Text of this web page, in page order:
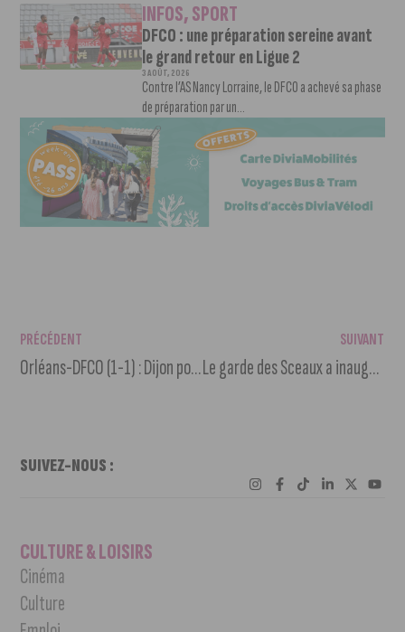
INFOS,SPORT
DFCO : une préparation sereine avant
le grand retour en Ligue 2
3 AOÛT, 2026
Contre l’AS Nancy Lorraine, le DFCO a achevé sa phase
de préparation par un...
PRÉCÉDENT
Orléans-DFCO (1-1) : Dijon poursuit sa série d’invincibilité
SUIVANT
Le garde des Sceaux a inauguré le Palais de Justice du vieux Dijon
SUIVEZ-NOUS :
CULTURE & LOISIRS
Cinéma
Culture